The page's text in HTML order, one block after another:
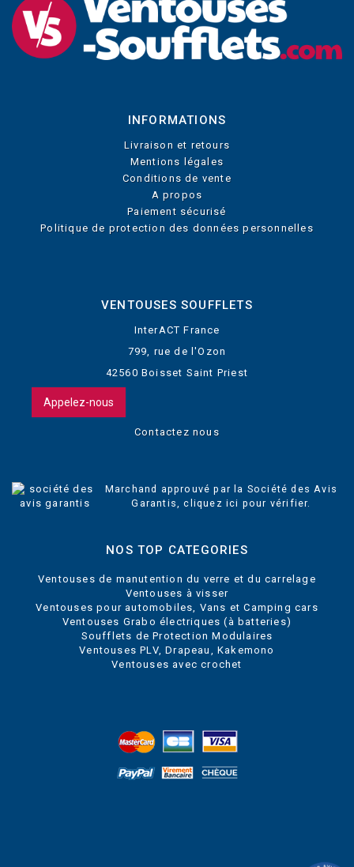
INFORMATIONS
Livraison et retours
Mentions légales
Conditions de vente
A propos
Paiement sécurisé
Politique de protection des données personnelles
VENTOUSES SOUFFLETS
InterACT France
799, rue de l'Ozon
42560 Boisset Saint Priest
Appelez-nous
Contactez nous
Marchand approuvé par la Société des Avis
Garantis,cliquez ici pour vérifier
NOS TOP CATEGORIES
Ventouses de manutention du verre et du carrelage
Ventouses à visser
Ventouses pour automobiles, Vans et Camping cars
Ventouses Grabo électriques (à batteries)
Soufflets de Protection Modulaires
Ventouses PLV, Drapeau, Kakemono
Ventouses avec crochet